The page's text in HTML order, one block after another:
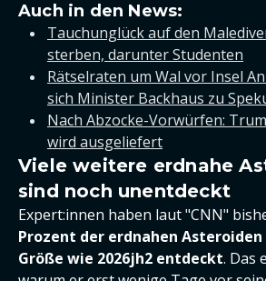
Auch in den News:
Tauchunglück auf den
sterben, darunter Studenten
Rätselraten um Wal vor Insel
sich Minister Backhaus zu
Nach Abzocke-Vorwürfen:
wird ausgeliefert
Viele weitere erdnahe
sind noch unentdeckt
Expert:innen haben laut "CNN"
Prozent der erdnahen
Größe wie 2026jh2 entdeckt. Das